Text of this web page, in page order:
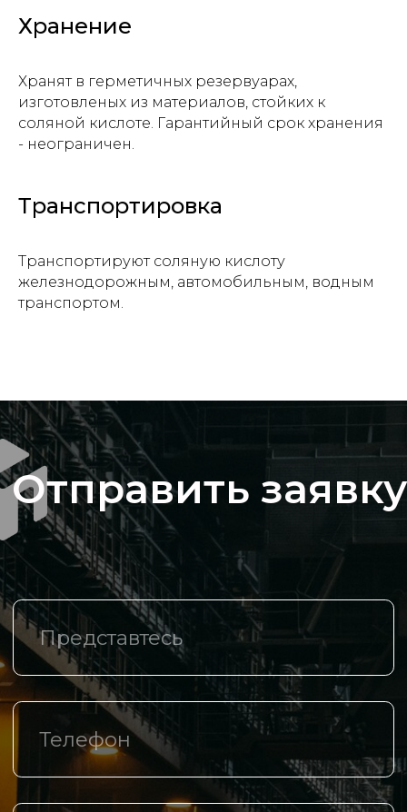
Хранение
Хранят в герметичных резервуарах,
изготовленых из материалов, стойких к
соляной кислоте. Гарантийный срок хранения
- неограничен.
Транспортировка
Транспортируют соляную кислоту
железнодорожным, автомобильным, водным
транспортом.
Add files
обработку персональных данных и
соглашаетесь c политикой
конфиденциальности
О компании
Каталог
Спецпредложения
Доставка и оплата
Логистические центры
Компания
Контакты
Маршала Рыбалко, д.З, оф. 425
+7 (342) 206 77 73
info@th-m.ru